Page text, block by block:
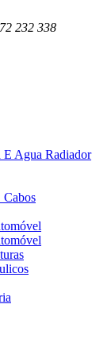
232 338
E Agua Radiador
Cabos